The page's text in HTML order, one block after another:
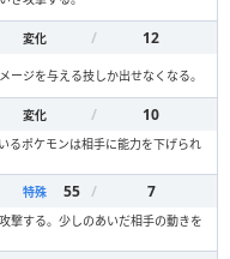
変化 / 12
ージを与える技しか出せなくなる。
変化 / 10
るポケモンは相手に能力を下げられ
特殊 55 / 7
撃する。少しのあいだ相手の動きを